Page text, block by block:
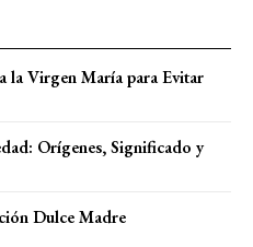
la Virgen María para Evitar
Orígenes, Significado y
Dulce Madre